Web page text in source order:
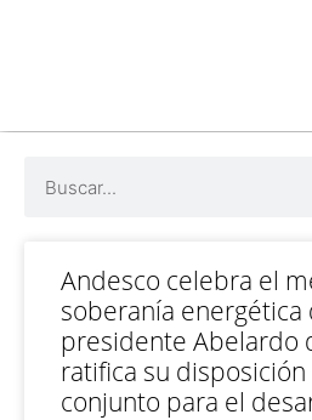
Andesco celebra el
soberanía energética
presidente Abelardo
ratifica su
conjunto para el